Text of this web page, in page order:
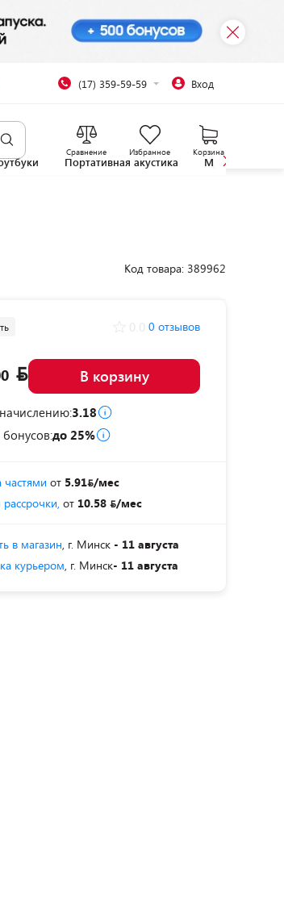
(17) 359-59-59 Вход
Сравнение Избранное Корзина
Портативная акустика
Код товара: 389962
0 отзывов
В корзину
3.18
до 25%
частями от 5.91 /мес
рассрочки, от 10.58 /мес
в магазин, г. Минск - 11 августа
курьером, г. Минск- 11 августа